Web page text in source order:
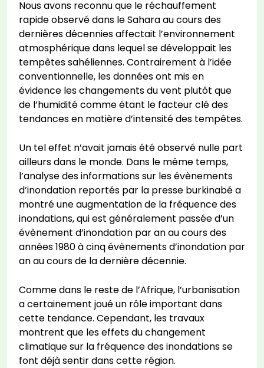
Nous avons reconnu que le réchauffement
rapide observé dans le Sahara au cours des
dernières décennies affectait l’environnement
atmosphérique dans lequel se développait les
tempêtes sahéliennes. Contrairement à l’idée
conventionnelle, les données ont mis en
évidence les changements du vent plutôt que
de l’humidité comme étant le facteur clé des
tendances en matière d’intensité des tempêtes.
Un tel effet n’avait jamais été observé nulle part
ailleurs dans le monde. Dans le même temps,
l’analyse des informations sur les évènements
d’inondation reportés par la presse burkinabé a
montré une augmentation de la fréquence des
inondations, qui est généralement passée d’un
évènement d’inondation par an au cours des
années 1980 à cinq évènements d’inondation par
an au cours de la dernière décennie.
Comme dans le reste de l’Afrique, l’urbanisation
a certainement joué un rôle important dans
cette tendance. Cependant, les travaux
montrent que les effets du changement
climatique sur la fréquence des inondations se
font déjà sentir dans cette région.